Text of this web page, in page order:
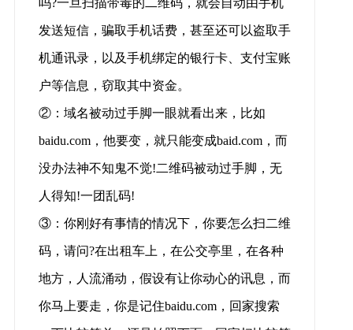
吗?一旦扫描带毒的二维码，就会自动由手机
发送短信，骗取手机话费，甚至还可以盗取手
机通讯录，以及手机绑定的银行卡、支付宝账
户等信息，窃取其中资金。
②：域名被动过手脚一眼就看出来，比如
baidu.com，他要变，就只能变成baid.com，而
没办法神不知鬼不觉!二维码被动过手脚，无
人得知!一团乱码!
③：你刚好有事情的情况下，你要怎么扫二维
码，请问?在出租车上，在公交亭里，在各种
地方，人流涌动，假设有让你动心的讯息，而
你马上要走，你是记住baidu.com，回家搜索